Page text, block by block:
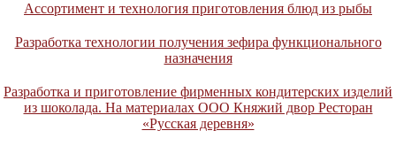
Ассортимент и технология приготовления блюд из рыбы
Разработка технологии получения зефира функционального
назначения
Разработка и приготовление фирменных кондитерских изделий
из шоколада. На материалах ООО Княжий двор Ресторан
«Русская деревня»